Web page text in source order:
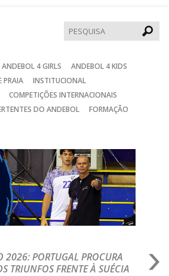
ANDEBOL 4 GIRLS
ANDEBOL 4 KIDS
PRAIA
INSTITUCIONAL
COMPETIÇÕES INTERNACIONAIS
DO ANDEBOL
FORMAÇÃO
2026: PORTUGAL PROCURA
TRIUNFOS FRENTE À SUÉCIA